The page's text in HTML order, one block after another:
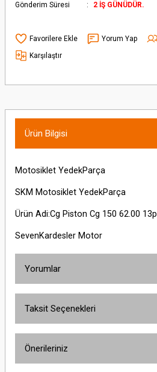
Gönderim Süresi
2 İŞ GÜNÜDÜR.
Yorum Yap
Karşılaştır
Ürün Bilgisi
Motosiklet YedekParça
SKM Motosiklet YedekParça
Ürün Adi:Cg Piston Cg 150 62.00 13p
SevenKardesler Motor
Yorumlar
Taksit Seçenekleri
Önerileriniz